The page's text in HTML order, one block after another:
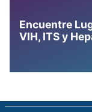
Encuentre
VIH, ITS y